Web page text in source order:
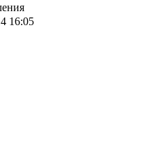
16:05